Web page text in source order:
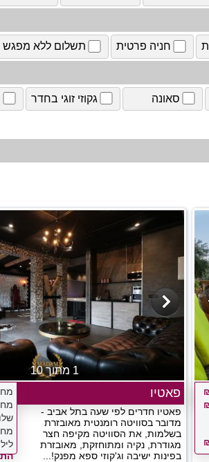
חניה פרטית תשלום ללא מפגש
סאונה גקוזי זוגי בחדר
1 מתוך 10
פאטיו
פאטיו חדרים לפי שעה בתל אביב -
מדובר בסוויטה רומנטית מאובזרת
בשלמות, את הסוויטה מקיפה חצר
מגודרת, נקיה ומתוחזקת, מאובזרת
בפינות ישיבה וג'קוזי ספא מפנק!...